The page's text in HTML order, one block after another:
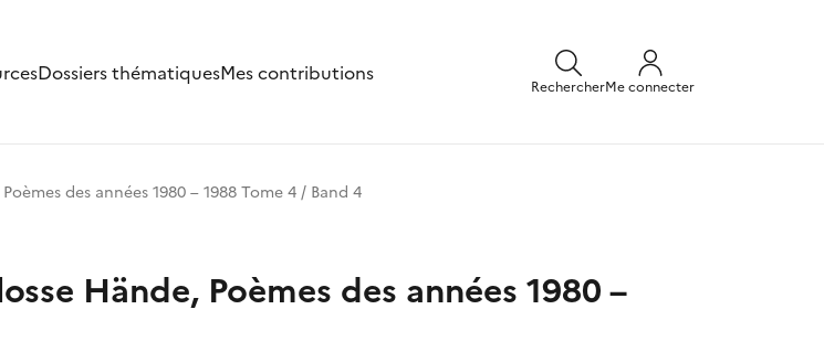
Dossiers thématiquesMes contributions
RechercherMe connecter
des années 1980 – 1988 Tome 4 / Band 4
Hände, Poèmes des années 1980 –